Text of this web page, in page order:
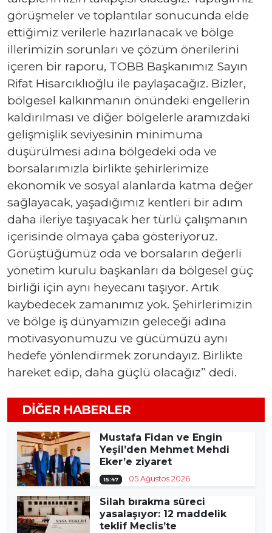
görüşmeler ve toplantılar sonucunda elde
ettiğimiz verilerle hazırlanacak ve bölge
illerimizin sorunları ve çözüm önerilerini
içeren bir raporu, TOBB Başkanımız Sayın
Rifat Hisarcıklıoğlu ile paylaşacağız. Bizler,
bölgesel kalkınmanın önündeki engellerin
kaldırılması ve diğer bölgelerle aramızdaki
gelişmişlik seviyesinin minimuma
düşürülmesi adına bölgedeki oda ve
borsalarımızla birlikte şehirlerimize
ekonomik ve sosyal alanlarda katma değer
sağlayacak, yaşadığımız kentleri bir adım
daha ileriye taşıyacak her türlü çalışmanın
içerisinde olmaya çaba gösteriyoruz.
Görüştüğümüz oda ve borsaların değerli
yönetim kurulu başkanları da bölgesel güç
birliği için aynı heyecanı taşıyor. Artık
kaybedecek zamanımız yok. Şehirlerimizin
ve bölge iş dünyamızın geleceği adına
motivasyonumuzu ve gücümüzü aynı
hedefe yönlendirmek zorundayız. Birlikte
hareket edip, daha güçlü olacağız” dedi.
DIĞER HABERLER
Mustafa Fidan ve Engin
Yeşil’den Mehmet Mehdi
Eker’e ziyaret
15:47 05 Ağustos 2026
Silah bırakma süreci
yasalaşıyor: 12 maddelik
teklif Meclis’te